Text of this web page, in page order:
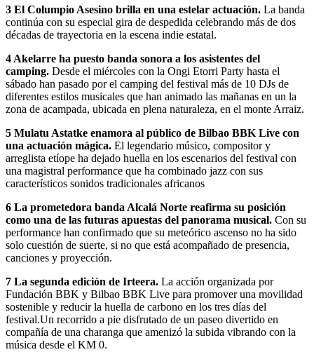
3 El Columpio Asesino brilla en una estelar actuación. La banda
continúa con su especial gira de despedida celebrando más de dos
décadas de trayectoria en la escena indie estatal.
4 Akelarre ha puesto banda sonora a los asistentes del
camping. Desde el miércoles con la Ongi Etorri Party hasta el
sábado han pasado por el camping del festival más de 10 DJs de
diferentes estilos musicales que han animado las mañanas en un la
zona de acampada, ubicada en plena naturaleza, en el monte Arraiz.
5 Mulatu Astatke enamora al público de Bilbao BBK Live con
una actuación mágica. El legendario músico, compositor y
arreglista etíope ha dejado huella en los escenarios del festival con
una magistral performance que ha combinado jazz con sus
característicos sonidos tradicionales africanos
6 La prometedora banda Alcalá Norte reafirma su posición
como una de las futuras apuestas del panorama musical. Con su
performance han confirmado que su meteórico ascenso no ha sido
solo cuestión de suerte, si no que está acompañado de presencia,
canciones y proyección.
7 La segunda edición de Irteera. La acción organizada por
Fundación BBK y Bilbao BBK Live para promover una movilidad
sostenible y reducir la huella de carbono en los tres días del
festival.Un recorrido a pie disfrutado de un paseo divertido en
compañía de una charanga que amenizó la subida vibrando con la
música desde el KM 0.